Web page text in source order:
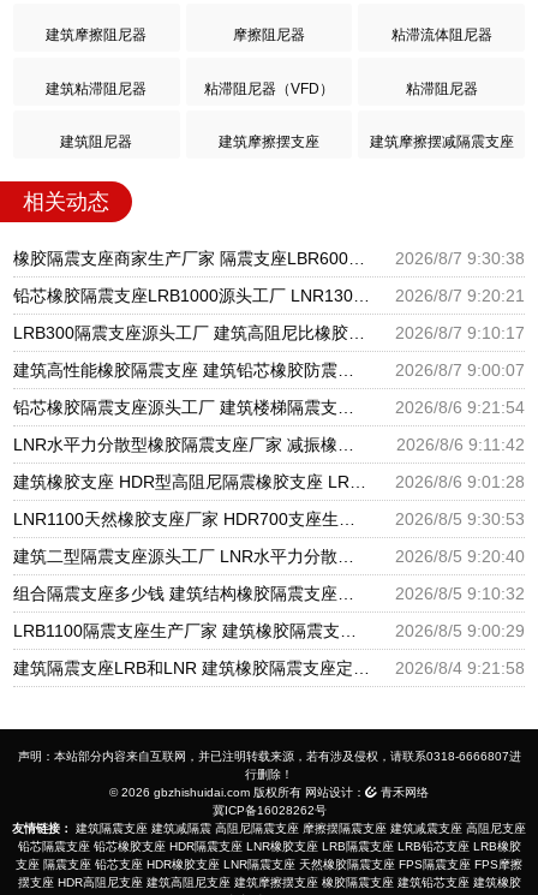
建筑摩擦阻尼器 摩擦阻尼器 粘滞流体阻尼器
建筑粘滞阻尼器 粘滞阻尼器（VFD） 粘滞阻尼器
建筑阻尼器 建筑摩擦摆支座 建筑摩擦摆减隔震支座
相关动态
橡胶隔震支座商家生产厂家 隔震支座LBR600生产厂家 天然橡胶隔震支座LNR1000-Ⅱ厂家
2026/8/7 9:30:38
铅芯橡胶隔震支座LRB1000源头工厂 LNR1300天然橡胶支座什么价格 国内隔震支座生产厂家
2026/8/7 9:20:21
LRB300隔震支座源头工厂 建筑高阻尼比橡胶隔震支座厂家 铅芯抗震支座装置源头工厂
2026/8/7 9:10:17
建筑高性能橡胶隔震支座 建筑铅芯橡胶防震支座工厂 LRB500一Ⅱ型橡胶隔震支座
2026/8/7 9:00:07
铅芯橡胶隔震支座源头工厂 建筑楼梯隔震支座生产厂家 高楼隔震支座
2026/8/6 9:21:54
LNR水平力分散型橡胶隔震支座厂家 减振橡胶隔震支座 LRB铅芯支座什么价格
2026/8/6 9:11:42
建筑橡胶支座 HDR型高阻尼隔震橡胶支座 LRB1200支座
2026/8/6 9:01:28
LNR1100天然橡胶支座厂家 HDR700支座生产厂家 建筑分散力型隔震支座源头工厂
2026/8/5 9:30:53
建筑二型隔震支座源头工厂 LNR水平力分散力型橡胶隔震支座 摩擦摆球型减隔震支座源头工厂
2026/8/5 9:20:40
组合隔震支座多少钱 建筑结构橡胶隔震支座源头工厂 LNR系列隔震支座厂家
2026/8/5 9:10:32
LRB1100隔震支座生产厂家 建筑橡胶隔震支座LNR700生产厂家 隔震橡胶支座的价格
2026/8/5 9:00:29
建筑隔震支座LRB和LNR 建筑橡胶隔震支座定做厂家 LNR1200橡胶隔震支座什么价格
2026/8/4 9:21:58
声明：本站部分内容来自互联网，并已注明转载来源，若有涉及侵权，请联系0318-6666807进
行删除！
© 2026 gbzhishuidai.com 版权所有 网站设计：
青禾网络
冀ICP备16028262号
友情链接：
建筑隔震支座 建筑减隔震 高阻尼隔震支座 摩擦摆隔震支座 建筑减震支座 高阻尼支座
铅芯隔震支座 铅芯橡胶支座 HDR隔震支座 LNR橡胶支座 LRB隔震支座 LRB铅芯支座 LRB橡胶
支座 隔震支座 铅芯支座 HDR橡胶支座 LNR隔震支座 天然橡胶隔震支座 FPS隔震支座 FPS摩擦
摆支座 HDR高阻尼支座 建筑高阻尼支座 建筑摩擦摆支座 橡胶隔震支座 建筑铅芯支座 建筑橡胶